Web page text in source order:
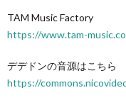
TAM Music Factory
https://www.tam-
デデドンの音源はこちら
https://